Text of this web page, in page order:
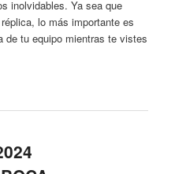
inolvidables. Ya sea que
lo más importante es
de tu equipo mientras te vistes